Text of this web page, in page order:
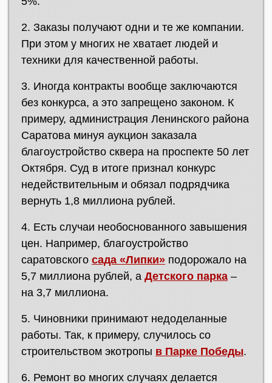
2. Заказы получают одни и те же компании.
При этом у многих не хватает людей и
техники для качественной работы.
3. Иногда контракты вообще заключаются
без конкурса, а это запрещено законом. К
примеру, администрация Ленинского района
Саратова минуя аукцион заказала
благоустройство сквера на проспекте 50 лет
Октября. Суд в итоге признал конкурс
недействительным и обязал подрядчика
вернуть 1,8 миллиона рублей.
4. Есть случаи необоснованного завышения
цен. Например, благоустройство
саратовского сада «Липки» подорожало на
5,7 миллиона рублей, а Детского парка –
на 3,7 миллиона.
5. Чиновники принимают недоделанные
работы. Так, к примеру, случилось со
строительством экотропы в Парке Победы.
6. Ремонт во многих случаях делается